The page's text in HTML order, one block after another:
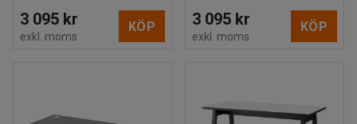
3 095 kr
exkl. moms
KÖP 3 095 kr
exkl. moms
KÖP